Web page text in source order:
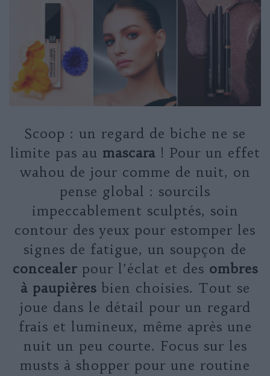
Scoop : un regard de biche ne se
limite pas au mascara ! Pour un effet
wahou de jour comme de nuit, on
pense global : sourcils
impeccablement sculptés, soin
contour des yeux pour estomper les
signes de fatigue, un soupçon de
concealer pour l’éclat et des ombres
à paupièresbien choisies. Tout se
joue dans le détail pour un regard
frais et lumineux, même après une
nuit un peu courte. Focus sur les
musts à shopper pour une routine